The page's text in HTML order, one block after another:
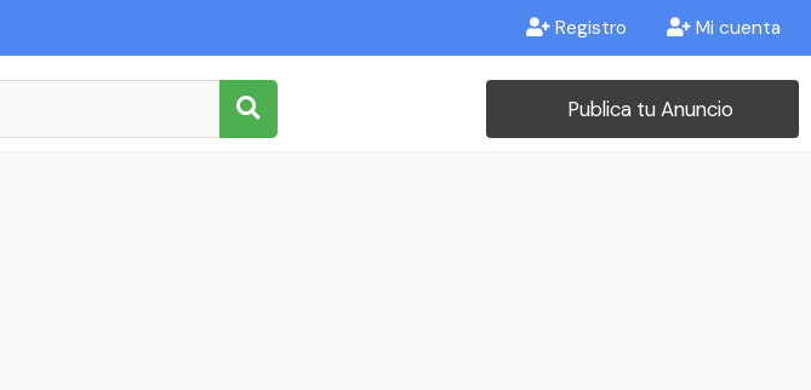
Registro Mi cuenta
Publica tu Anuncio